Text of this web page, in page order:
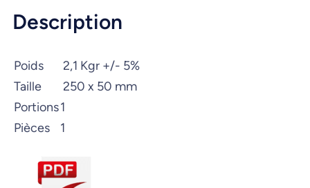
Description
Poids
2,1 Kgr +/- 5%
Taille
250 x 50 mm
Portions1
Pièces
1